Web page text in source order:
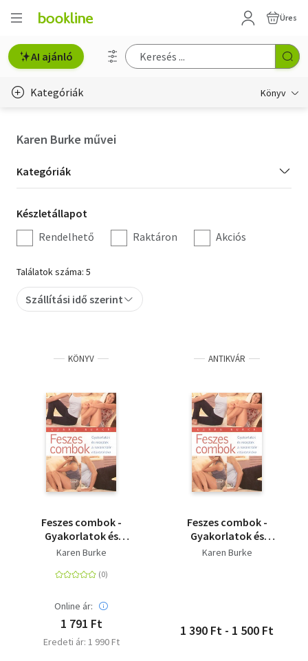
Üres
AI ajánló
Kategóriák Könyv
Hobbi, szabadidő
Irodalom
Művészet
Szakkönyv
Tankönyv, segédkönyv
Társadalomtudomány
Természettudomány
Történelem
Karen Burke művei
Kategória
szűrés
Kategóriák
Készletállapot
szűrés
Készletállapot
Rendelhető
Raktáron Akciós
Találatok száma: 5
Szállítási idő szerint
KÖNYV
Feszes combok -
Gyakorlatok és
receptek a narancsbőr
Karen Burke
Online ár:
1 791 Ft
Eredeti ár: 1 990 Ft
ANTIKVÁR
Feszes combok -
Gyakorlatok és
receptek a narancsbőr
Karen Burke
1 390 Ft - 1 500 Ft